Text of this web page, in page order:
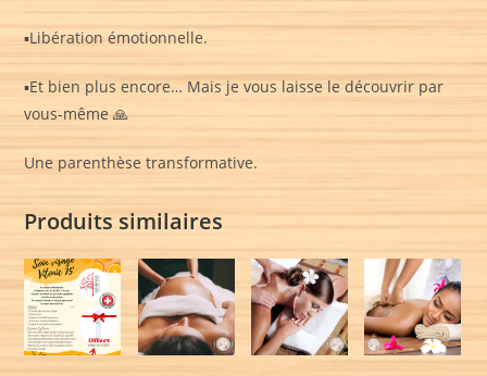
▪️Libération émotionnelle.
▪️Et bien plus encore… Mais je vous laisse le découvrir par
vous-même 🙏
Une parenthèse transformative.
Produits similaires